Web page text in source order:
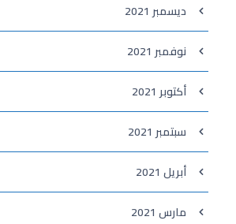
ديسمبر 2021
نوفمبر 2021
أكتوبر 2021
سبتمبر 2021
أبريل 2021
مارس 2021